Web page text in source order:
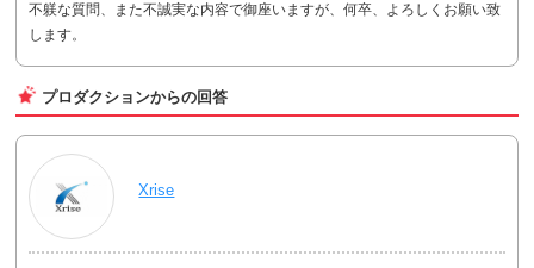
不躾な質問、また不誠実な内容で御座いますが、何卒、よろしくお願い致
します。
プロダクションからの回答
Xrise